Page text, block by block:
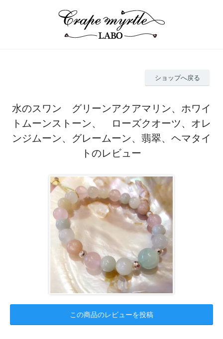
ショップへ戻る
水のスワン グリーンアクアマリン、ホワイ
トムーンストーン、 ローズクオーツ、オレ
ンジムーン、グレームーン、翡翠、ヘマタイ
トのレビュー
この商品のレビューを投稿